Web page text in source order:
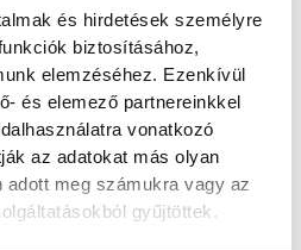
és hirdetések személyre
biztosításához,
elemzéséhez. Ezenkívül
és elemező partnereinkkel
vonatkozó
az adatokat más olyan
meg számukra vagy az
gyűjtöttek.
Szent
Az akkor
egy új
kellett
beindítani a
megszűnt a káosz és
már-már